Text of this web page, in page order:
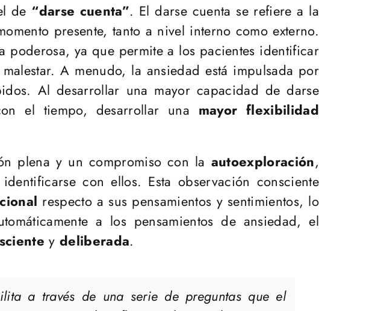
de “darse cuenta”. El darse cuenta se refiere a la
presente, tanto a nivel interno como externo.
poderosa, ya que permite a los pacientes identificar
A menudo, la ansiedad está impulsada por
Al desarrollar una mayor capacidad de darse
el tiempo, desarrollar una mayor flexibilidad
plena y un compromiso con la autoexploración,
con ellos. Esta observación consciente
respecto a sus pensamientos y sentimientos, lo
a los pensamientos de ansiedad, el
ydeliberada.
a través de una serie de preguntas que el